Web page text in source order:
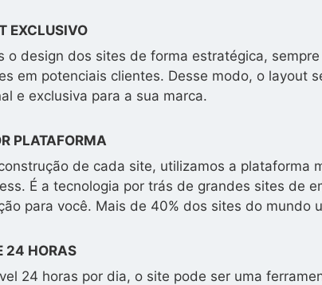
EXCLUSIVO
o design dos sites de forma estratégica,
em potenciais clientes. Desse modo, o layout
e exclusiva para a sua marca.
PLATAFORMA
de cada site, utilizamos a plataforma
É a tecnologia por trás de grandes sites de
para você. Mais de 40% dos sites do mundo
24 HORAS
24 horas por dia, o site pode ser uma